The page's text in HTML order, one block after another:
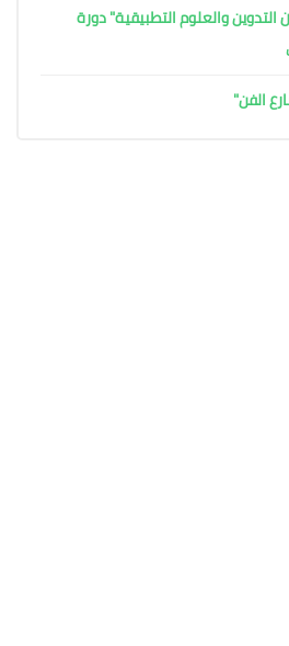
والعلوم التطبيقية" دورة
الفن"